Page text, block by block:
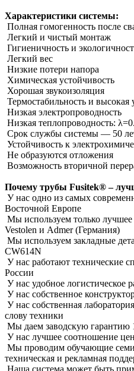
Характеристики системы:
Полная гомогенность после
Легкий и чистый монтаж
Гигиеничность и
Легкий вес
Низкие потери напора
Химическая устойчивость
Хорошая звукоизоляция
Термостабильность и высокая
Низкая электропроводность
Низкая теплопроводность:
Срок службы системы ― 50
Устойчивость к
Не образуются отложения
Возможность вторичной
Почему трубы Fusitek® –
У нас одно из самых
Восточной Европе
Мы используем только
Vestolen и Admer (Германия)
Мы используем закладные
CW614N
У нас работают технические
России
У нас удобное логистическое
У нас собственное
У нас собственная
слову техники
Мы даем заводскую гарантию
У нас лучшее соотношение
Мы проводим обучающие
техническая и рекламная
Наша система может быть